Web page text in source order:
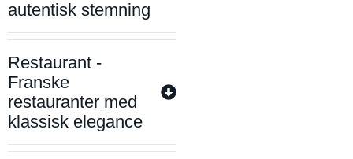
autentisk stemning
Restaurant -
Franske
restauranter med
klassisk elegance